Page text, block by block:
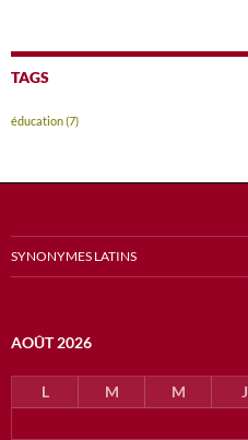
TAGS
éducation(7)
SYNONYMES LATINS
AOÛT 2026
L M M J